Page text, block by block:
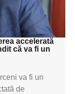
accelerată
că va fi un
va fi un
de